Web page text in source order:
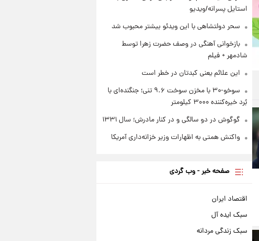
استایل پسرانه/ویدیو
سحر دولتشاهی با این ویدئو بیشتر محبوب شد
بازخوانی آهنگی در وصف حضرت زهرا توسط
شادمهر + فیلم
این علائم یعنی کبدتان در خطر است
سوخو-۳۰ با مخزن سوخت ۹.۶ تنی؛ جنگنده‌ای با
بُرد خیره‌کننده ۳۰۰۰ کیلومتر
گوگوش در دو سالگی و در کنار مادرش؛ سال ۱۳۳۱
واکنش همتی به اظهارات وزیر خزانه‌داری آمریکا
صفحه خبر - وب گردی
اقتصاد ایران
سبک ایده آل
سبک زندگی مردانه